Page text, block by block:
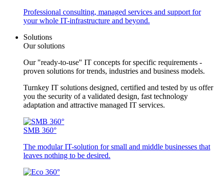
Professional consulting, managed services and support for
your whole IT-infrastructure and beyond.
Solutions
Our solutions
Our "ready-to-use" IT concepts for specific requirements -
proven solutions for trends, industries and business models.
Turnkey IT solutions designed, certified and tested by us offer
you the security of a validated design, fast technology
adaptation and attractive managed IT services.
SMB 360°
The modular IT-solution for small and middle businesses that
leaves nothing to be desired.